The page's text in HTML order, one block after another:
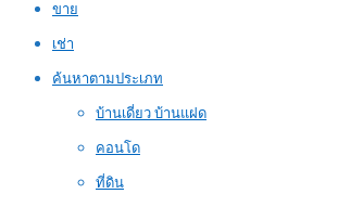
ขาย
เช่า
ค้นหาตามประเภท
บ้านเดี่ยว บ้านแฝด
คอนโด
ที่ดิน